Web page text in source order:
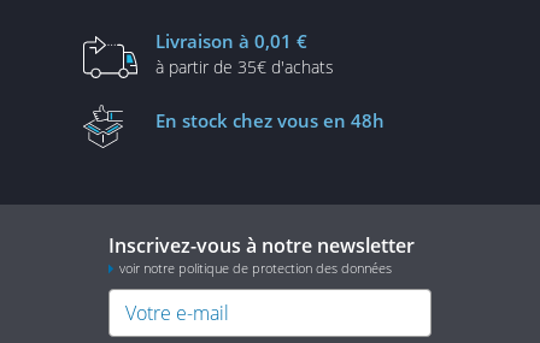
Livraison à 0,01 €
à partir de 35€ d'achats
En stock chez vous en 48h
Inscrivez-vous à notre newsletter
voir notre politique de protection des données